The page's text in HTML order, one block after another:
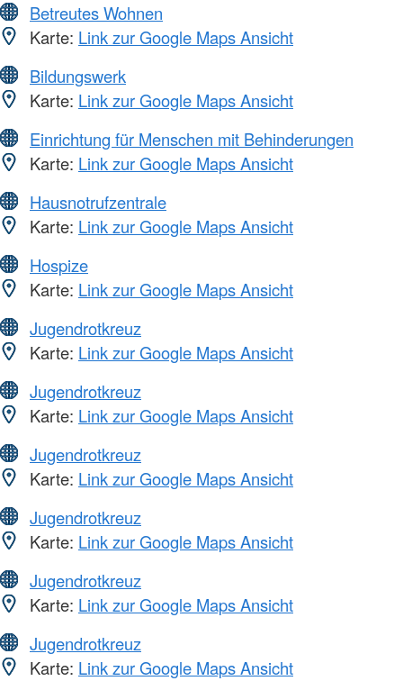
Betreutes Wohnen
Karte: Link zur Google Maps Ansicht
Bildungswerk
Karte: Link zur Google Maps Ansicht
Einrichtung für Menschen mit Behinderungen
Karte: Link zur Google Maps Ansicht
Hausnotrufzentrale
Karte: Link zur Google Maps Ansicht
Hospize
Karte: Link zur Google Maps Ansicht
Jugendrotkreuz
Karte: Link zur Google Maps Ansicht
Jugendrotkreuz
Karte: Link zur Google Maps Ansicht
Jugendrotkreuz
Karte: Link zur Google Maps Ansicht
Jugendrotkreuz
Karte: Link zur Google Maps Ansicht
Jugendrotkreuz
Karte: Link zur Google Maps Ansicht
Jugendrotkreuz
Karte: Link zur Google Maps Ansicht